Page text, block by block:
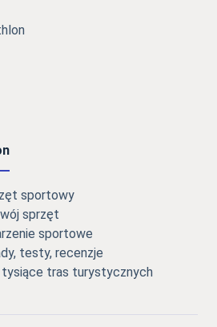
sportowy
sprzęt
sportowe
testy, recenzje
tras turystycznych